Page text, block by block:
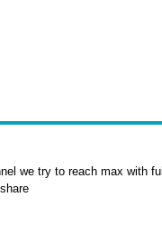
we try to reach max with full